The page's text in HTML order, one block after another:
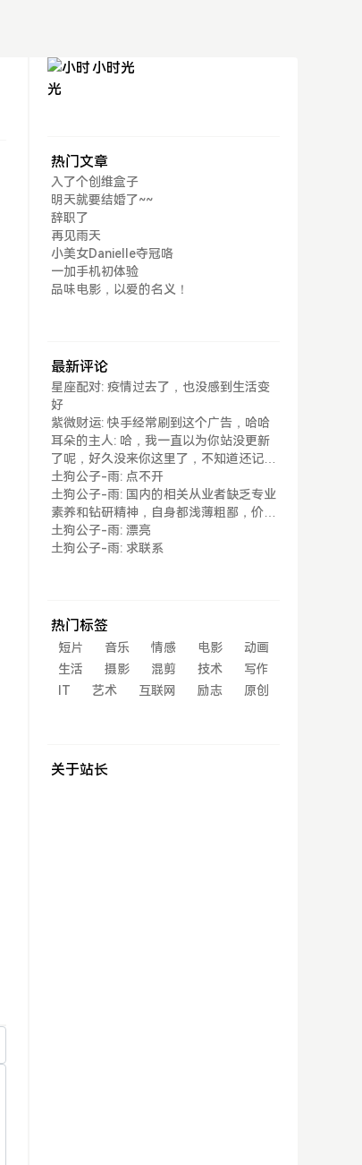
小时光
热门文章
入了个创维盒子
明天就要结婚了~~
辞职了
再见雨天
小美女Danielle夺冠咯
一加手机初体验
品味电影，以爱的名义！
最新评论
星座配对: 疫情过去了，也没感到生活变
好
紫微财运: 快手经常刷到这个广告，哈哈
耳朵的主人: 哈，我一直以为你站没更新
了呢，好久没来你这里了，不知道还记得
我不...
土狗公子-雨: 点不开
土狗公子-雨: 国内的相关从业者缺乏专业
素养和钻研精神，自身都浅薄粗鄙，价值
观取...
土狗公子-雨: 漂亮
土狗公子-雨: 求联系
热门标签
短片 音乐 情感 电影
动画
生活
摄影 混剪 技术
写作
IT
艺术 互联网 励志 原创
关于站长